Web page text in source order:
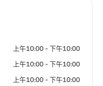
上午10:00 - 下午10:00
上午10:00 - 下午10:00
上午10:00 - 下午10:00